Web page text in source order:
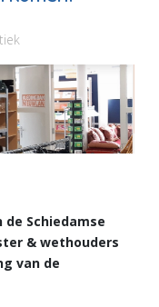
de Schiedamse
& wethouders
van de